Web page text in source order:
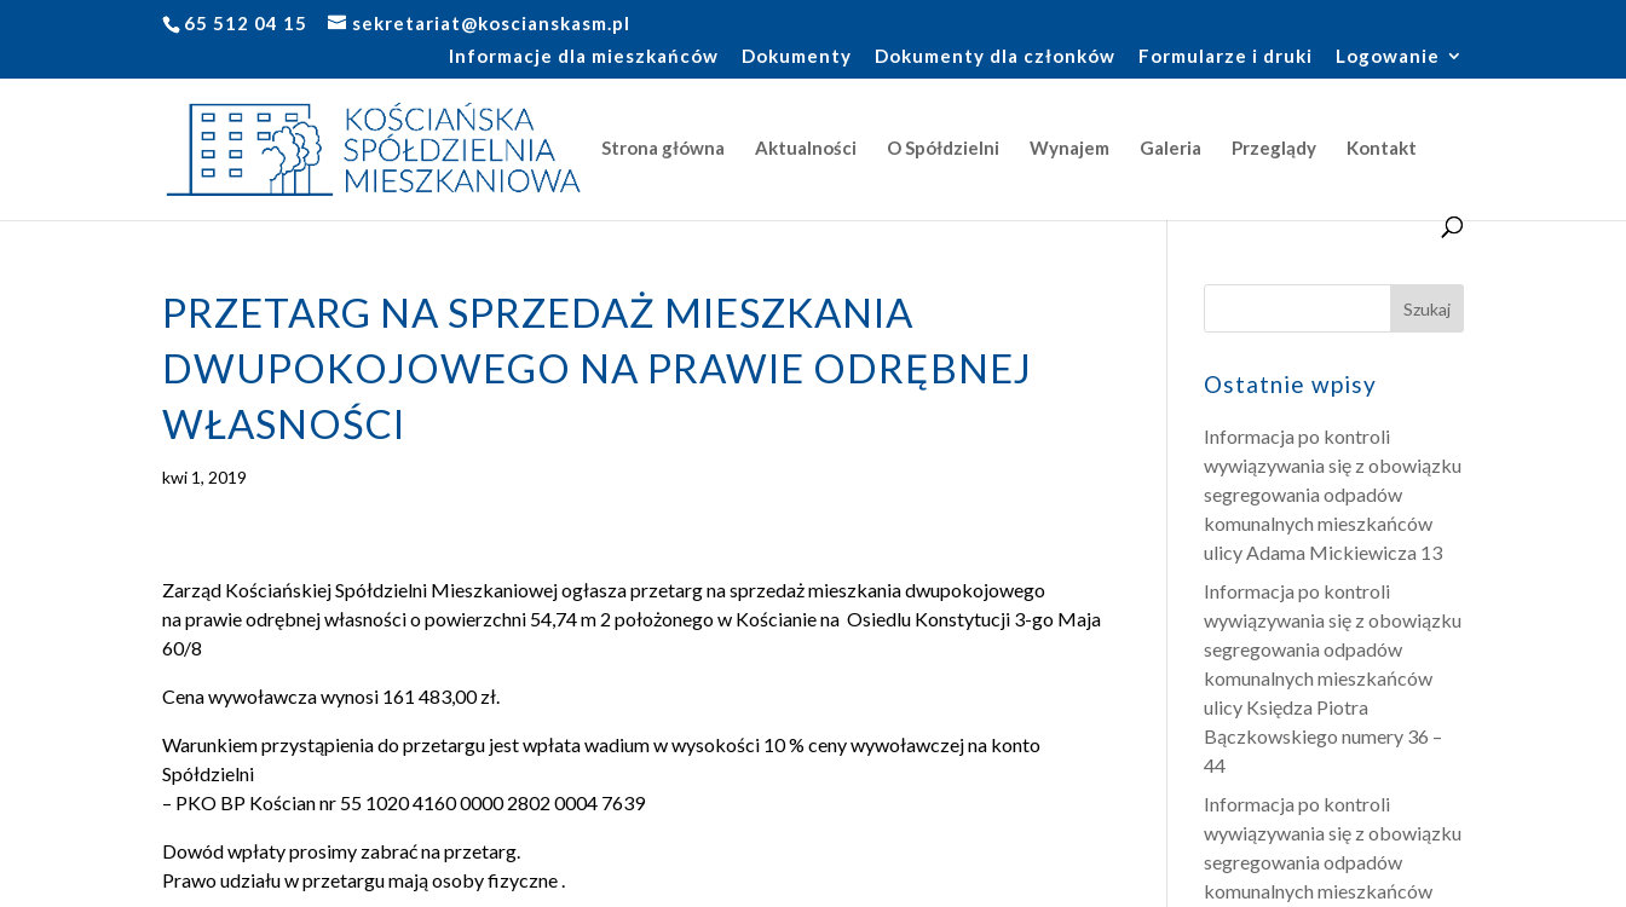
65 512 04 15
sekretariat@koscianskasm.pl
Informacje dla mieszkańców
Dokumenty Dokumenty dla członków Formularze i druki Logowanie
Strona główna Aktualności O Spółdzielni Wynajem Galeria Przeglądy Kontakt
PRZETARG NA SPRZEDAŻ MIESZKANIA
DWUPOKOJOWEGO NA PRAWIE ODRĘBNEJ
WŁASNOŚCI
kwi 1, 2019
Zarząd Kościańskiej Spółdzielni Mieszkaniowej ogłasza przetarg na sprzedaż mieszkania dwupokojowego
na prawie odrębnej własności o powierzchni 54,74 m 2 położonego w Kościanie na Osiedlu Konstytucji 3-go Maja
60/8
Cena wywoławcza wynosi 161 483,00 zł.
Warunkiem przystąpienia do przetargu jest wpłata wadium w wysokości 10 % ceny wywoławczej na konto
Spółdzielni
– PKO BP Kościan nr 55 1020 4160 0000 2802 0004 7639
Dowód wpłaty prosimy zabrać na przetarg.
Prawo udziału w przetargu mają osoby fizyczne .
Ostatnie wpisy
Informacja po kontroli
wywiązywania się z obowiązku
segregowania odpadów
komunalnych mieszkańców
ulicy Adama Mickiewicza 13
Informacja po kontroli
wywiązywania się z obowiązku
segregowania odpadów
komunalnych mieszkańców
ulicy Księdza Piotra
Bączkowskiego numery 36 –
44
Informacja po kontroli
wywiązywania się z obowiązku
segregowania odpadów
komunalnych mieszkańców